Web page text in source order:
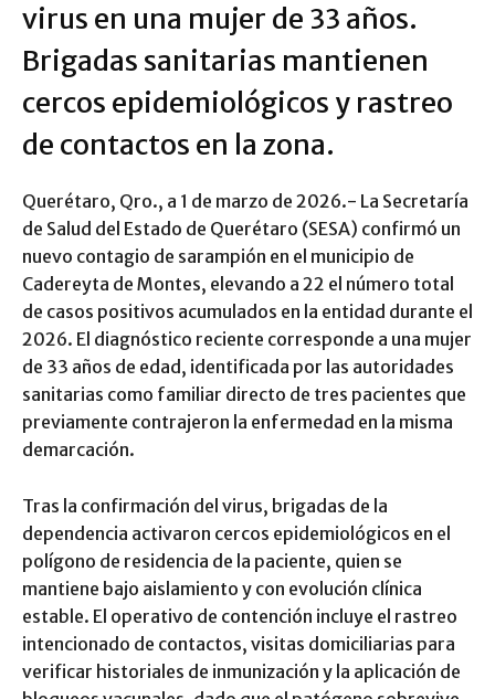
virus en una mujer de 33 años.
Brigadas sanitarias mantienen
cercos epidemiológicos y rastreo
de contactos en la zona.
Querétaro, Qro., a 1 de marzo de 2026.- La Secretaría
de Salud del Estado de Querétaro (SESA) confirmó un
nuevo contagio de sarampión en el municipio de
Cadereyta de Montes, elevando a 22 el número total
de casos positivos acumulados en la entidad durante el
2026. El diagnóstico reciente corresponde a una mujer
de 33 años de edad, identificada por las autoridades
sanitarias como familiar directo de tres pacientes que
previamente contrajeron la enfermedad en la misma
demarcación.
Tras la confirmación del virus, brigadas de la
dependencia activaron cercos epidemiológicos en el
polígono de residencia de la paciente, quien se
mantiene bajo aislamiento y con evolución clínica
estable. El operativo de contención incluye el rastreo
intencionado de contactos, visitas domiciliarias para
verificar historiales de inmunización y la aplicación de